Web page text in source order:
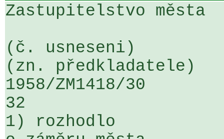
Zastupitelstvo města
(č. usneseni)
(zn. předkladatele)
1958/ZM1418/30
32
1) rozhodlo